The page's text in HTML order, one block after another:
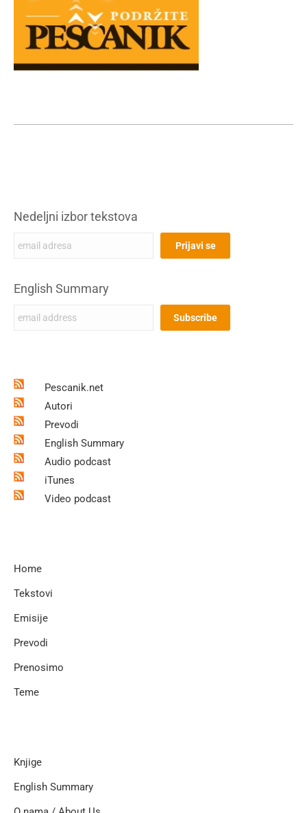
Nedeljni izbor tekstova
English Summary
Pescanik.net
Autori
Prevodi
English Summary
Audio podcast
iTunes
Video podcast
Home
Tekstovi
Emisije
Prevodi
Prenosimo
Teme
Knjige
English Summary